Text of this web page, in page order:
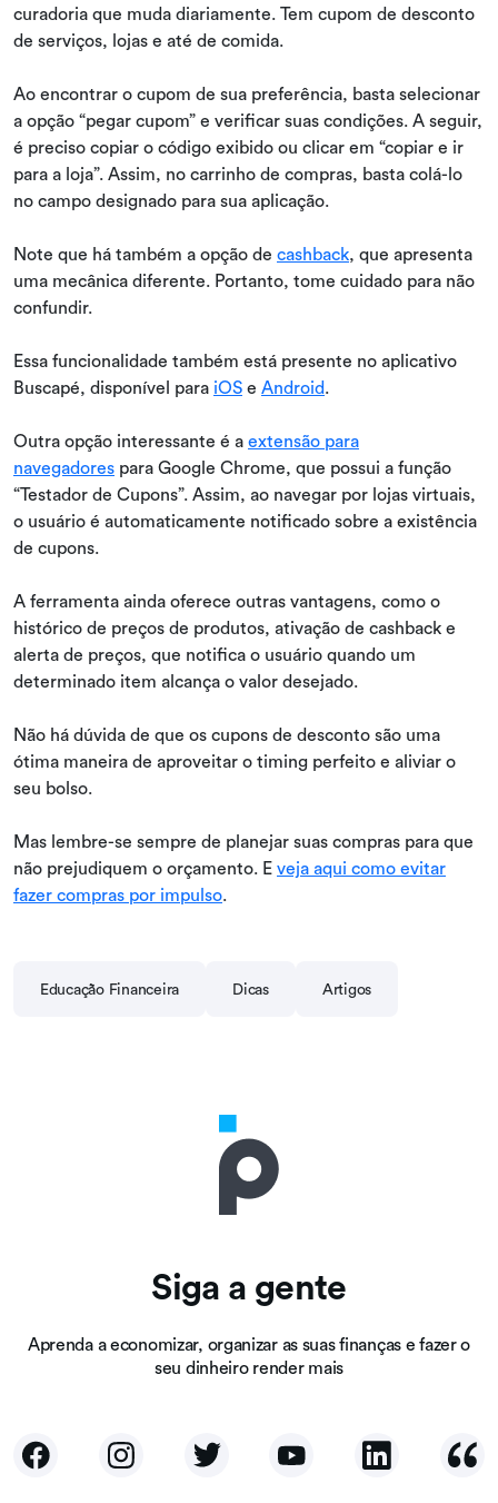
curadoria que muda diariamente. Tem cupom de desconto
de serviços, lojas e até de comida.
Ao encontrar o cupom de sua preferência, basta selecionar
a opção “pegar cupom” e verificar suas condições. A seguir,
é preciso copiar o código exibido ou clicar em “copiar e ir
para a loja”. Assim, no carrinho de compras, basta colá-lo
no campo designado para sua aplicação.
Note que há também a opção de cashback, que apresenta
uma mecânica diferente. Portanto, tome cuidado para não
confundir.
Essa funcionalidade também está presente no aplicativo
Buscapé, disponível para iOS e Android.
Outra opção interessante é a extensão para
navegadores para Google Chrome, que possui a função
“Testador de Cupons”. Assim, ao navegar por lojas virtuais,
o usuário é automaticamente notificado sobre a existência
de cupons.
A ferramenta ainda oferece outras vantagens, como o
histórico de preços de produtos, ativação de cashback e
alerta de preços, que notifica o usuário quando um
determinado item alcança o valor desejado.
Não há dúvida de que os cupons de desconto são uma
ótima maneira de aproveitar o timing perfeito e aliviar o
seu bolso.
Mas lembre-se sempre de planejar suas compras para que
não prejudiquem o orçamento. E veja aqui como evitar
fazer compras por impulso.
Educação Financeira Dicas Artigos
Siga a gente
Aprenda a economizar, organizar as suas finanças e fazer o
seu dinheiro render mais